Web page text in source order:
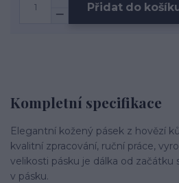
Přidat do
Kompletní specifikace
Elegantní kožený pásek z hovězí
kvalitní zpracování, ruční práce,
velikosti pásku je dálka od
v pásku.